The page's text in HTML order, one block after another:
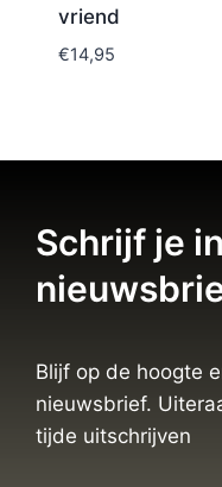
vriend
€14,95
Schrijf je
Blijf op de hoogte
nieuwsbrief.
tijde uitschrijven